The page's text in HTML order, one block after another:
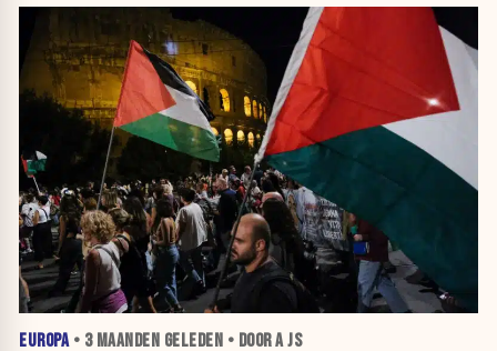
EUROPA• 3 MAANDEN GELEDEN • DOOR A JS